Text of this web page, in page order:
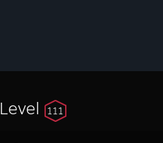
Level 111